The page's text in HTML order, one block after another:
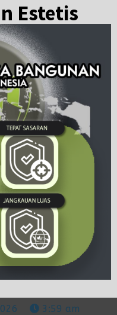
Estetis
3:59 am